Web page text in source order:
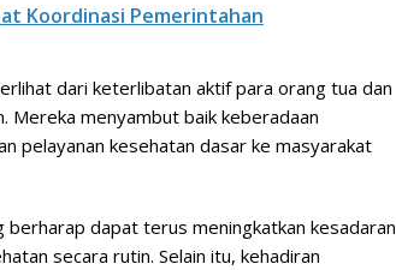
Koordinasi Pemerintahan
dari keterlibatan aktif para orang tua dan
Mereka menyambut baik keberadaan
pelayanan kesehatan dasar ke masyarakat
berharap dapat terus meningkatkan kesadaran
secara rutin. Selain itu, kehadiran